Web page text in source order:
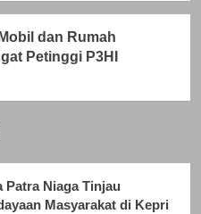
dan Rumah
Petinggi P3HI
Patra Niaga Tinjau
Masyarakat di Kepri